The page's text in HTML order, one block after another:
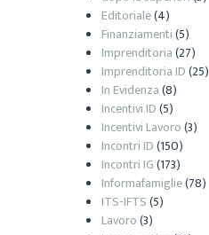
Editoriale(4)
Finanziamenti(5)
Imprenditoria(27)
Imprenditoria ID(25)
In Evidenza(8)
Incentivi ID(5)
Incentivi Lavoro(3)
Incontri ID(150)
Incontri IG(173)
Informafamiglie(78)
ITS-IFTS(5)
Lavoro(3)